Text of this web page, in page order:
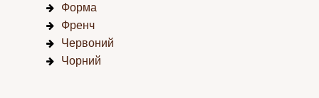
Форма
Френч
Червоний
Чорний